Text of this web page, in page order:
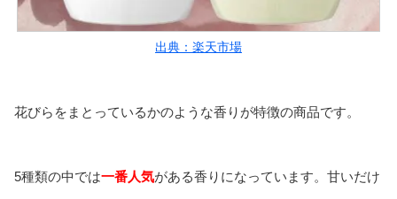
出典：楽天市場
花びらをまとっているかのような香りが特徴の商品です。
5種類の中では一番人気がある香りになっています。甘いだけ